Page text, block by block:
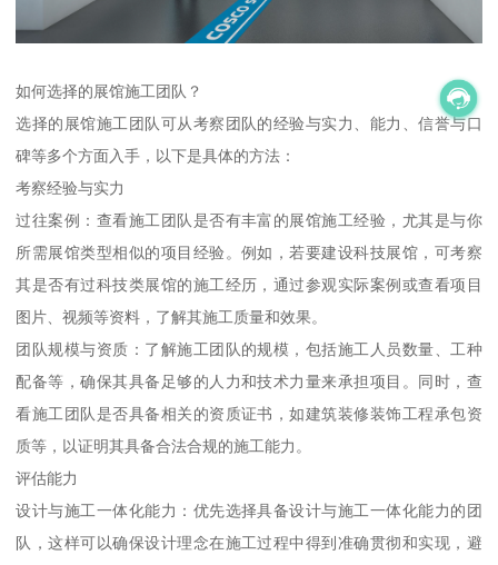
如何选择的展馆施工团队？
选择的展馆施工团队可从考察团队的经验与实力、能力、信誉与口
碑等多个方面入手，以下是具体的方法：
考察经验与实力
过往案例：查看施工团队是否有丰富的展馆施工经验，尤其是与你
所需展馆类型相似的项目经验。例如，若要建设科技展馆，可考察
其是否有过科技类展馆的施工经历，通过参观实际案例或查看项目
图片、视频等资料，了解其施工质量和效果。
团队规模与资质：了解施工团队的规模，包括施工人员数量、工种
配备等，确保其具备足够的人力和技术力量来承担项目。同时，查
看施工团队是否具备相关的资质证书，如建筑装修装饰工程承包资
质等，以证明其具备合法合规的施工能力。
评估能力
设计与施工一体化能力：优先选择具备设计与施工一体化能力的团
队，这样可以确保设计理念在施工过程中得到准确贯彻和实现，避